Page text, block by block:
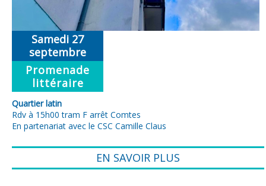
Samedi 27
septembre
Promenade
littéraire
Quartier latin
Rdv à 15h00 tram F arrêt Comtes
En partenariat avec le CSC Camille Claus
EN SAVOIR PLUS